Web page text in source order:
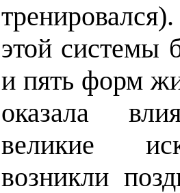
этой системы
и пять форм
оказала
великие
возникли